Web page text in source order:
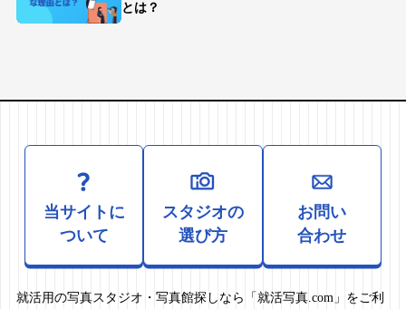
とは？
当サイトに
ついて
スタジオの
選び方
お問い
合わせ
就活用の写真スタジオ・写真館探しなら「就活写真.com」をご利